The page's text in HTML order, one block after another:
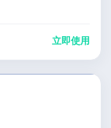
立即使用